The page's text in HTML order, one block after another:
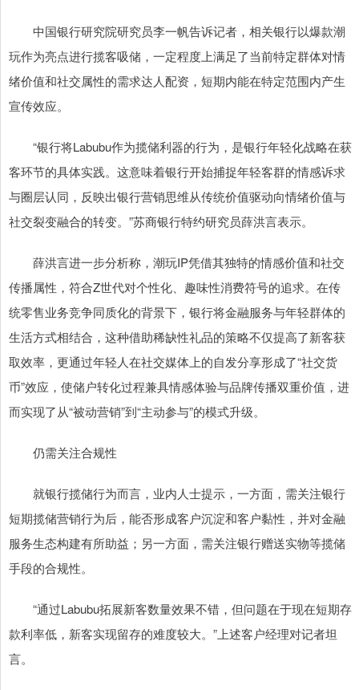
中国银行研究院研究员李一帆告诉记者，相关银行以爆款潮
玩作为亮点进行揽客吸储，一定程度上满足了当前特定群体对情
绪价值和社交属性的需求达人配资，短期内能在特定范围内产生
宣传效应。
“银行将Labubu作为揽储利器的行为，是银行年轻化战略在获
客环节的具体实践。这意味着银行开始捕捉年轻客群的情感诉求
与圈层认同，反映出银行营销思维从传统价值驱动向情绪价值与
社交裂变融合的转变。”苏商银行特约研究员薛洪言表示。
薛洪言进一步分析称，潮玩IP凭借其独特的情感价值和社交
传播属性，符合Z世代对个性化、趣味性消费符号的追求。在传
统零售业务竞争同质化的背景下，银行将金融服务与年轻群体的
生活方式相结合，这种借助稀缺性礼品的策略不仅提高了新客获
取效率，更通过年轻人在社交媒体上的自发分享形成了“社交货
币”效应，使储户转化过程兼具情感体验与品牌传播双重价值，进
而实现了从“被动营销”到“主动参与”的模式升级。
仍需关注合规性
就银行揽储行为而言，业内人士提示，一方面，需关注银行
短期揽储营销行为后，能否形成客户沉淀和客户黏性，并对金融
服务生态构建有所助益；另一方面，需关注银行赠送实物等揽储
手段的合规性。
“通过Labubu拓展新客数量效果不错，但问题在于现在短期存
款利率低，新客实现留存的难度较大。”上述客户经理对记者坦
言。